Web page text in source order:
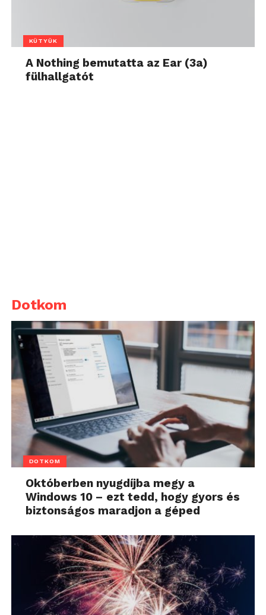
KÜTYÜK
A Nothing bemutatta az Ear (3a)
fülhallgatót
Dotkom
DOTKOM
Októberben nyugdíjba megy a
Windows 10 – ezt tedd, hogy gyors és
biztonságos maradjon a géped